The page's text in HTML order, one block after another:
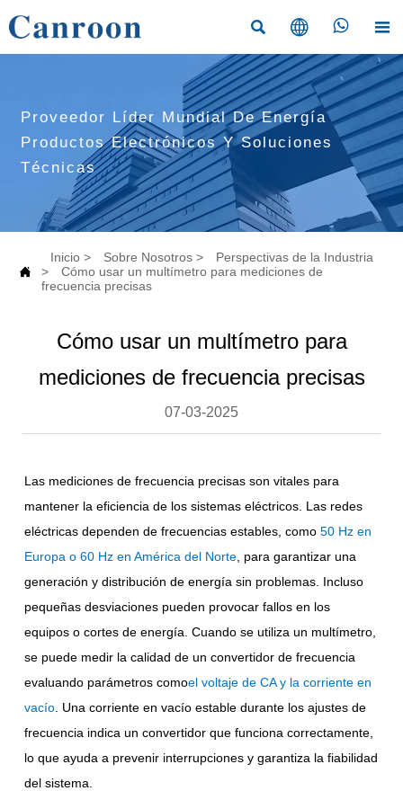
   
Proveedor Líder Mundial De Energía
Productos Electrónicos Y Soluciones
Técnicas

Inicio > Sobre Nosotros >
Perspectivas de la Industria
>
Cómo usar un multímetro para mediciones de
frecuencia precisas
Cómo usar un multímetro para
mediciones de frecuencia precisas
07-03-2025
Las mediciones de frecuencia precisas son vitales para
mantener la eficiencia de los sistemas eléctricos. Las redes
eléctricas dependen de frecuencias estables, como50 Hz en
Europa o 60 Hz en América del Norte , para garantizar una
generación y distribución de energía sin problemas. Incluso
pequeñas desviaciones pueden provocar fallos en los
equipos o cortes de energía. Cuando se utiliza un multímetro,
se puede medir la calidad de un convertidor de frecuencia
evaluando parámetros comoel voltaje de CA y la corriente en
vacío . Una corriente en vacío estable durante los ajustes de
frecuencia indica un convertidor que funciona correctamente,
lo que ayuda a prevenir interrupciones y garantiza la fiabilidad
del sistema.